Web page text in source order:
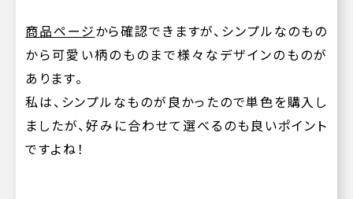
商品ページから確認できますが、シンプルなのもの
から可愛い柄のものまで様々なデザインのものが
あります。
私は、シンプルなものが良かったので単色を購入し
ましたが、好みに合わせて選べるのも良いポイント
ですよね！